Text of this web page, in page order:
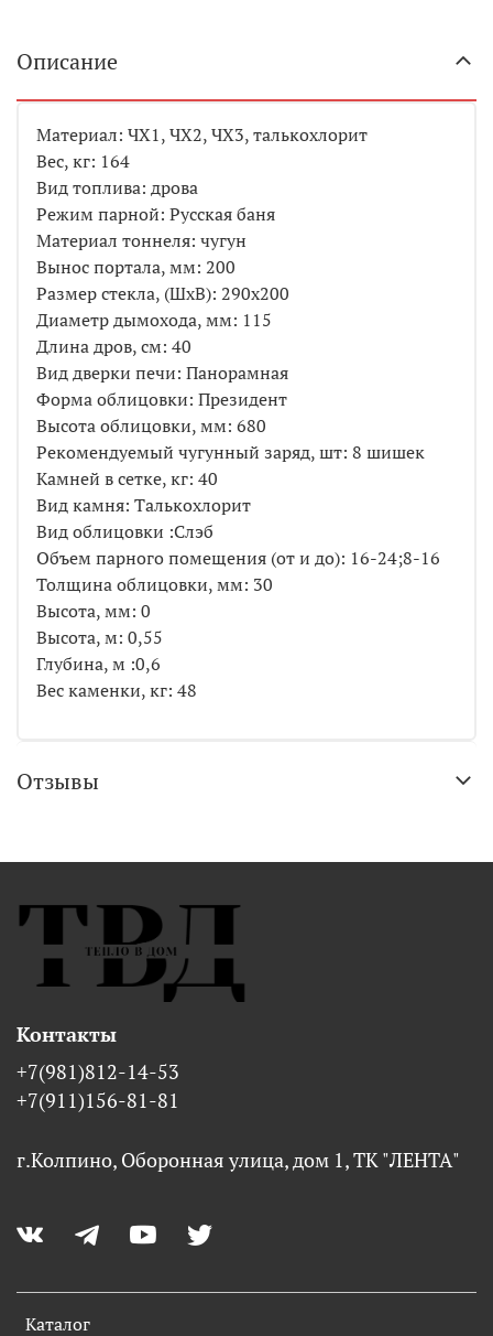
Описание
Материал: ЧХ1, ЧХ2, ЧХ3, талькохлорит
Вес, кг: 164
Вид топлива: дрова
Режим парной: Русская баня
Материал тоннеля: чугун
Вынос портала, мм: 200
Размер стекла, (ШхВ): 290x200
Диаметр дымохода, мм: 115
Длина дров, см: 40
Вид дверки печи: Панорамная
Форма облицовки: Президент
Высота облицовки, мм: 680
Рекомендуемый чугунный заряд, шт: 8 шишек
Камней в сетке, кг: 40
Вид камня: Талькохлорит
Вид облицовки :Слэб
Объем парного помещения (от и до): 16-24;8-16
Толщина облицовки, мм: 30
Высота, мм: 0
Высота, м: 0,55
Глубина, м :0,6
Вес каменки, кг: 48
Отзывы
Каталог
Контакты
+7(981)812-14-53
+7(911)156-81-81
г.Колпино, Оборонная улица, дом 1, ТК "ЛЕНТА"